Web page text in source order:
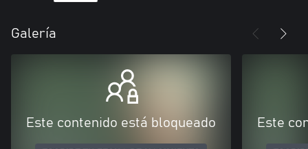
Galería
Este contenido está bloqueado Este